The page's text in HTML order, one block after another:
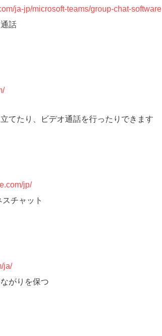
ja-jp/microsoft-teams/group-chat-software
話
てたり、ビデオ通話を行ったりできます
jp/
チャット
ja/
がりを保つ